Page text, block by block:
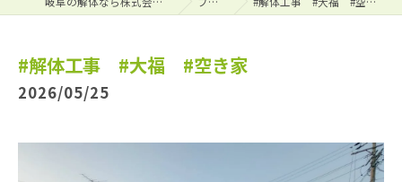
#解体工事 #大福 #空き家
2026/05/25